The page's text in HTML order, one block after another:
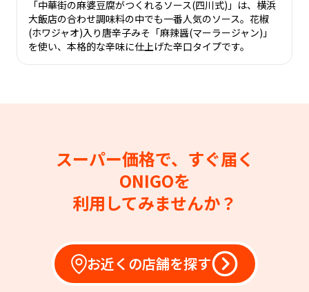
「中華街の麻婆豆腐がつくれるソース(四川式)」は、横浜
大飯店の合わせ調味料の中でも一番人気のソース。花椒
(ホワジャオ)入り唐辛子みそ「麻辣醤(マーラージャン)」
を使い、本格的な辛味に仕上げた辛口タイプです。
スーパー価格で、すぐ届く
ONIGOを
利用してみませんか？
お近くの店舗を探す